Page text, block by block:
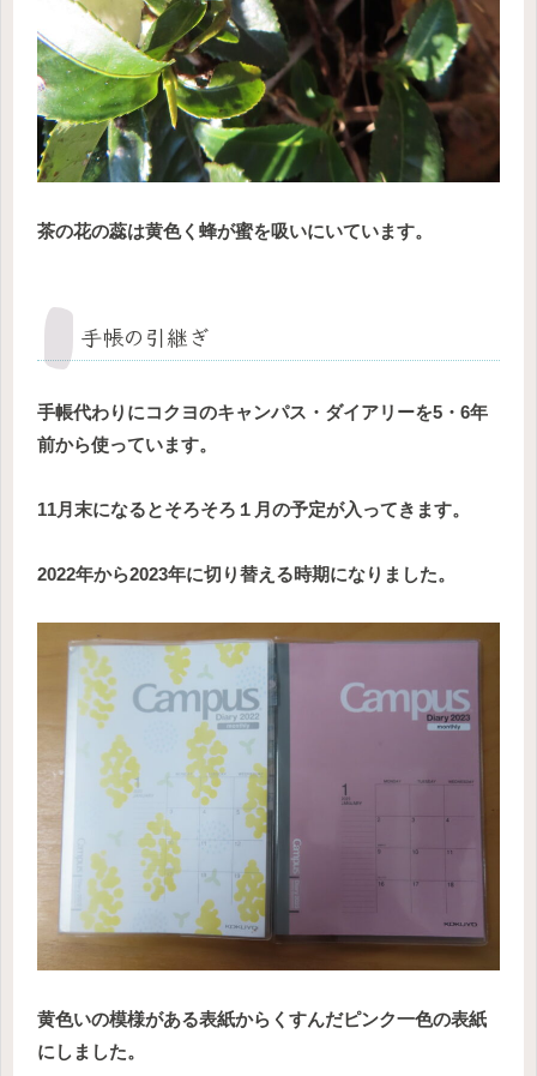
茶の花の蕊は黄色く蜂が蜜を吸いにいています。
手帳の引継ぎ
手帳代わりにコクヨのキャンパス・ダイアリーを5・6年
前から使っています。
11月末になるとそろそろ１月の予定が入ってきます。
2022年から2023年に切り替える時期になりました。
黄色いの模様がある表紙からくすんだピンク一色の表紙
にしました。